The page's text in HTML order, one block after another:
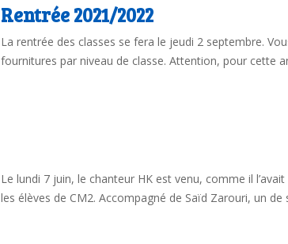
Rentrée 2021/2022
La rentrée des classes se fera le jeudi 2 septembre.
fournitures par niveau de classe. Attention, pour cette
Le lundi 7 juin, le chanteur HK est venu, comme il
les élèves de CM2. Accompagné de Saïd Zarouri, un de